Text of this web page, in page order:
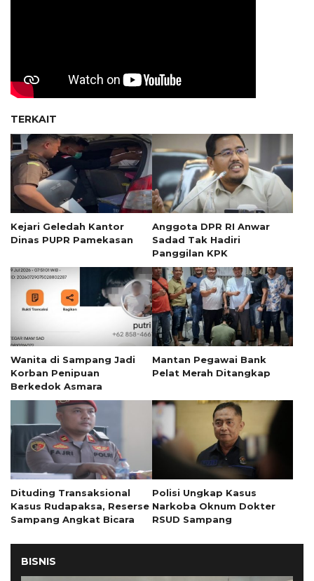
TERKAIT
Kejari Geledah Kantor
Dinas PUPR Pamekasan
Anggota DPR RI Anwar
Sadad Tak Hadiri
Panggilan KPK
Wanita di Sampang Jadi
Korban Penipuan
Berkedok Asmara
Mantan Pegawai Bank
Pelat Merah Ditangkap
Dituding Transaksional
Kasus Rudapaksa, Reserse
Sampang Angkat Bicara
Polisi Ungkap Kasus
Narkoba Oknum Dokter
RSUD Sampang
BISNIS